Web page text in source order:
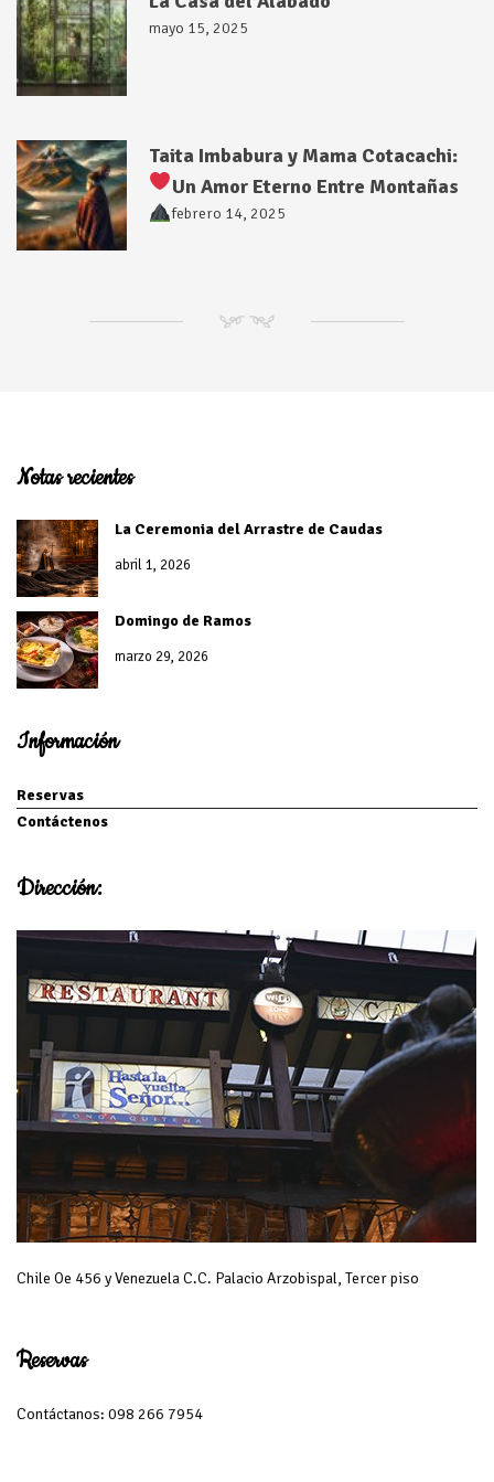
mayo 15, 2025
Taita Imbabura y Mama Cotacachi:
Un Amor Eterno Entre Montañas
febrero 14, 2025
NM
Notas recientes
La Ceremonia del Arrastre de Caudas
abril 1, 2026
Domingo de Ramos
marzo 29, 2026
Información
Reservas
Contáctenos
Dirección:
Chile Oe 456 y Venezuela C.C. Palacio Arzobispal, Tercer piso
Reservas
Contáctanos: 098 266 7954